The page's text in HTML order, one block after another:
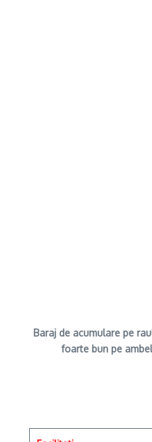
Baraj de acumulare pe
foarte bun pe